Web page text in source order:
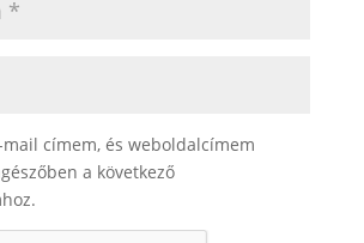
mail címem, és weboldalcímem
a következő